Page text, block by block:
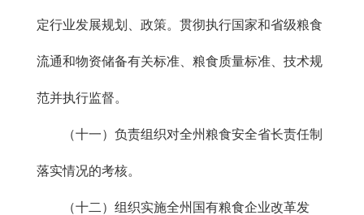
定行业发展规划、政策。贯彻执行国家和省级粮食
流通和物资储备有关标准、粮食质量标准、技术规
范并执行监督。
（十一）负责组织对全州粮食安全省长责任制
落实情况的考核。
（十二）组织实施全州国有粮食企业改革发